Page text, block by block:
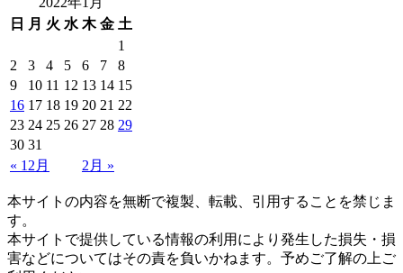
日
月 火 水 木 金 土
« 12月 2月 »
1
2
3 4 5 6 7
8
9
10 11 12 13 14 15
16 17 18 19 20 21 22
23 24 25 26 27 28 29
30 31
本サイトの内容を無断で複製、転載、引用することを禁じま
す。
本サイトで提供している情報の利用により発生した損失・損
害などについてはその責を負いかねます。予めご了解の上ご